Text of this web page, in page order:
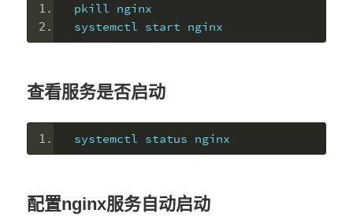
pkill nginx
systemctl start nginx
查看服务是否启动
systemctl status nginx
配置nginx服务自动启动